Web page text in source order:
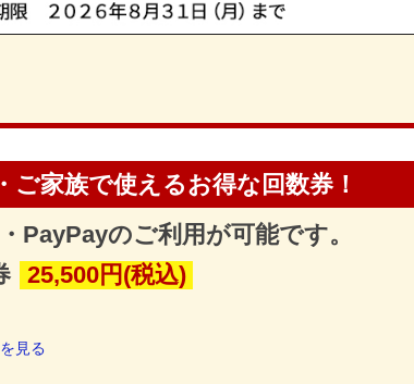
ご家族で使えるお得な回数券！
PayPayのご利用が可能です。
25,500円(税込)
見る